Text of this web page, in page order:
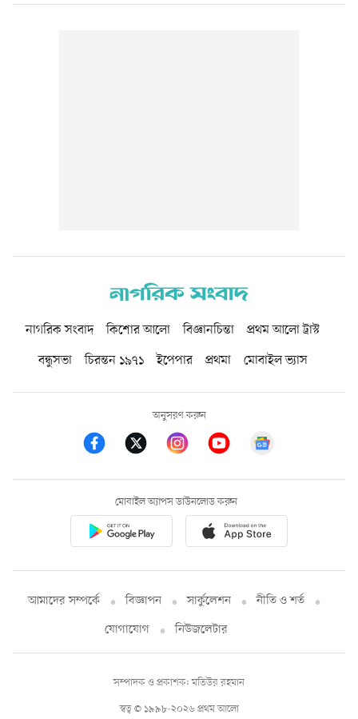
নাগরিক সংবাদ কিশোর আলো বিজ্ঞানচিন্তা
প্রথম আলো ট্রাস্ট
বন্ধুসভা
চিরন্তন ১৯৭১ ইপেপার প্রথমা মোবাইল ভ্যাস
অনুসরণ করুন
মোবাইল অ্যাপস ডাউনলোড করুন
আমাদের সম্পর্কে বিজ্ঞাপন সার্কুলেশন
নীতি ও শর্ত
যোগাযোগ
নিউজলেটার
স্বত্ব © ১৯৯৮-২০২৬ প্রথম আলো
সম্পাদক ও প্রকাশক: মতিউর রহমান